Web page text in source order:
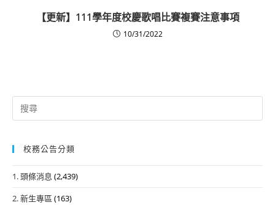
【更新】111學年度校慶歌唱比賽複賽注意事項
10/31/2022
Search
for:
校務公告分類
1. 頭條消息 (2,439)
2. 新生專區 (163)